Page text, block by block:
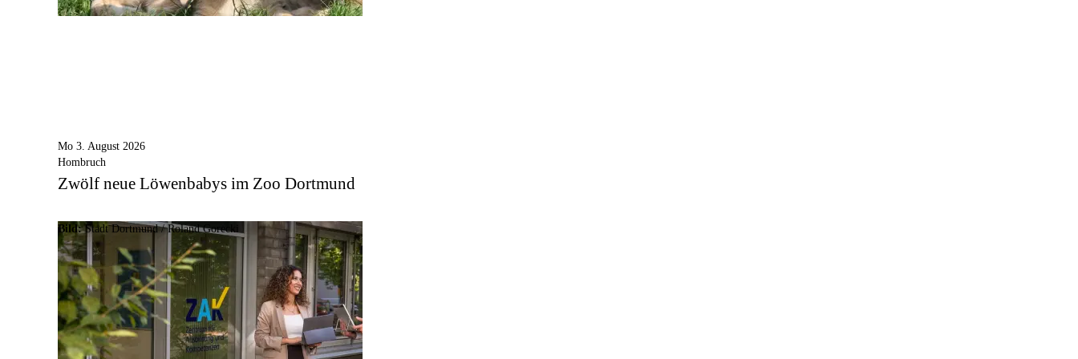
Mo 3. August 2026
Hombruch
Zwölf neue Löwenbabys im Zoo Dortmund
Bild:Stadt Dortmund / Roland Gorecki